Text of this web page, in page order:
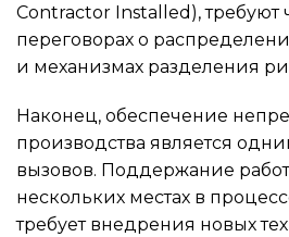
Contractor Installed), требуют
переговорах о
и механизмах разделения
Наконец, обеспечение
производства является
вызовов. Поддержание
нескольких местах в
требует внедрения новых